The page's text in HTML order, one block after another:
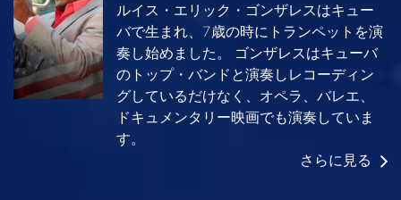
ルイス・エリック・ゴンザレスはキュー
バで生まれ、7歳の時にトランペットを演
奏し始めました。 ゴンザレスはキューバ
のトップ・バンドと演奏しレコーディン
グしているだけなく、オペラ、バレエ、
ドキュメンタリー映画でも演奏していま
す。
さらに見る